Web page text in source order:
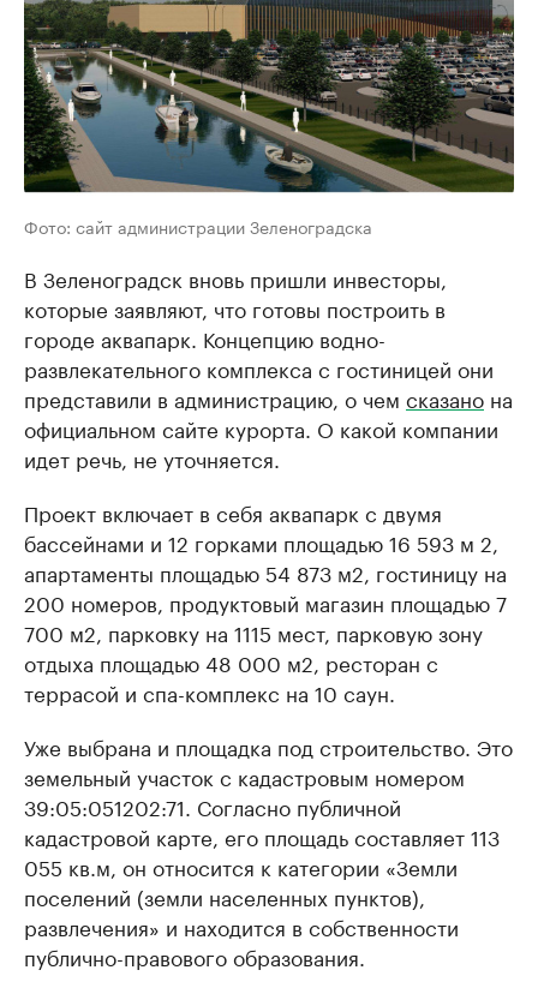
Фото: сайт администрации Зеленоградска
В Зеленоградск вновь пришли инвесторы,
которые заявляют, что готовы построить в
городе аквапарк. Концепцию водно-
развлекательного комплекса с гостиницей они
представили в администрацию, о чем сказано на
официальном сайте курорта. О какой компании
идет речь, не уточняется.
Проект включает в себя аквапарк с двумя
бассейнами и 12 горками площадью 16 593 м 2,
апартаменты площадью 54 873 м2, гостиницу на
200 номеров, продуктовый магазин площадью 7
700 м2, парковку на 1115 мест, парковую зону
отдыха площадью 48 000 м2, ресторан с
террасой и спа-комплекс на 10 саун.
Уже выбрана и площадка под строительство. Это
земельный участок с кадастровым номером
39:05:051202:71. Согласно публичной
кадастровой карте, его площадь составляет 113
055 кв.м, он относится к категории «Земли
поселений (земли населенных пунктов),
развлечения» и находится в собственности
публично-правового образования.